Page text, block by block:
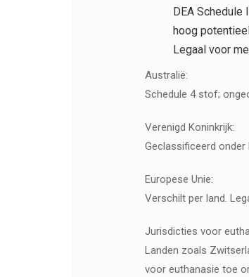
DEA Schedule
hoog
Legaal voor
Australië:
Schedule 4 stof;
Verenigd Koninkrijk:
Geclassificeerd onder
Europese Unie:
Verschilt per land.
Jurisdicties voor
Landen zoals
voor euthanasie toe